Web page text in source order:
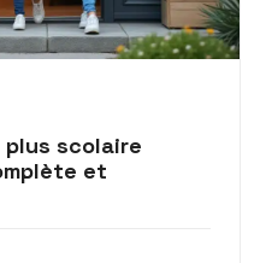
scolaire
et